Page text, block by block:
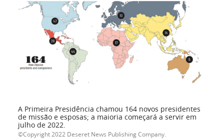
A Primeira Presidência chamou 164 novos presidentes
de missão e esposas; a maioria começará a servir em
julho de 2022.
Copyright 2022 Deseret News Publishing Company.